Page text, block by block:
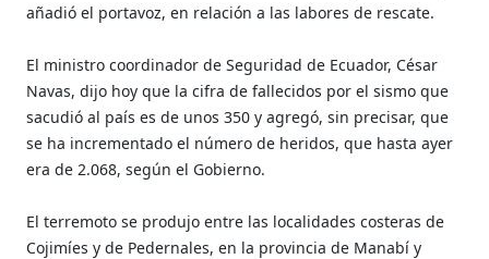
añadió el portavoz, en relación a las labores de rescate.
El ministro coordinador de Seguridad de Ecuador, César
Navas, dijo hoy que la cifra de fallecidos por el sismo que
sacudió al país es de unos 350 y agregó, sin precisar, que
se ha incrementado el número de heridos, que hasta ayer
era de 2.068, según el Gobierno.
El terremoto se produjo entre las localidades costeras de
Cojimíes y de Pedernales, en la provincia de Manabí y